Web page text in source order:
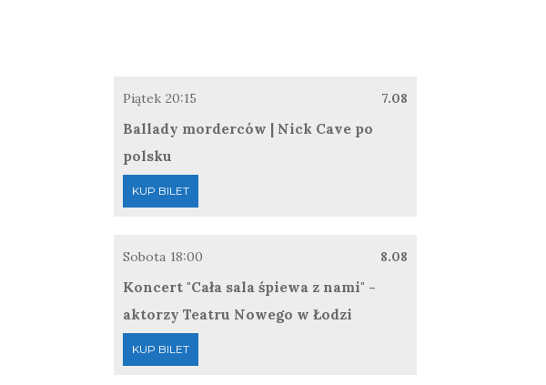
Ballady morderców | Nick Cave po
polsku
Piątek 20:15 7.08
KUP BILET
Koncert "Cała sala śpiewa z nami" -
aktorzy Teatru Nowego w Łodzi
Sobota 18:00 8.08
KUP BILET